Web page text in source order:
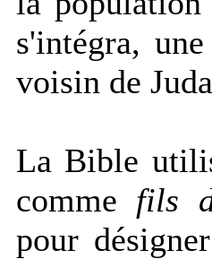
s'intégra,
voisin de
La Bible
comme fils
pour